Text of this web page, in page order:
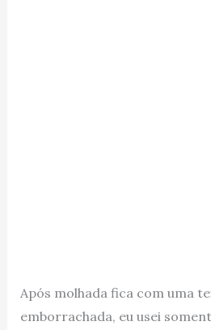
Após molhada fica com uma
emborrachada, eu usei